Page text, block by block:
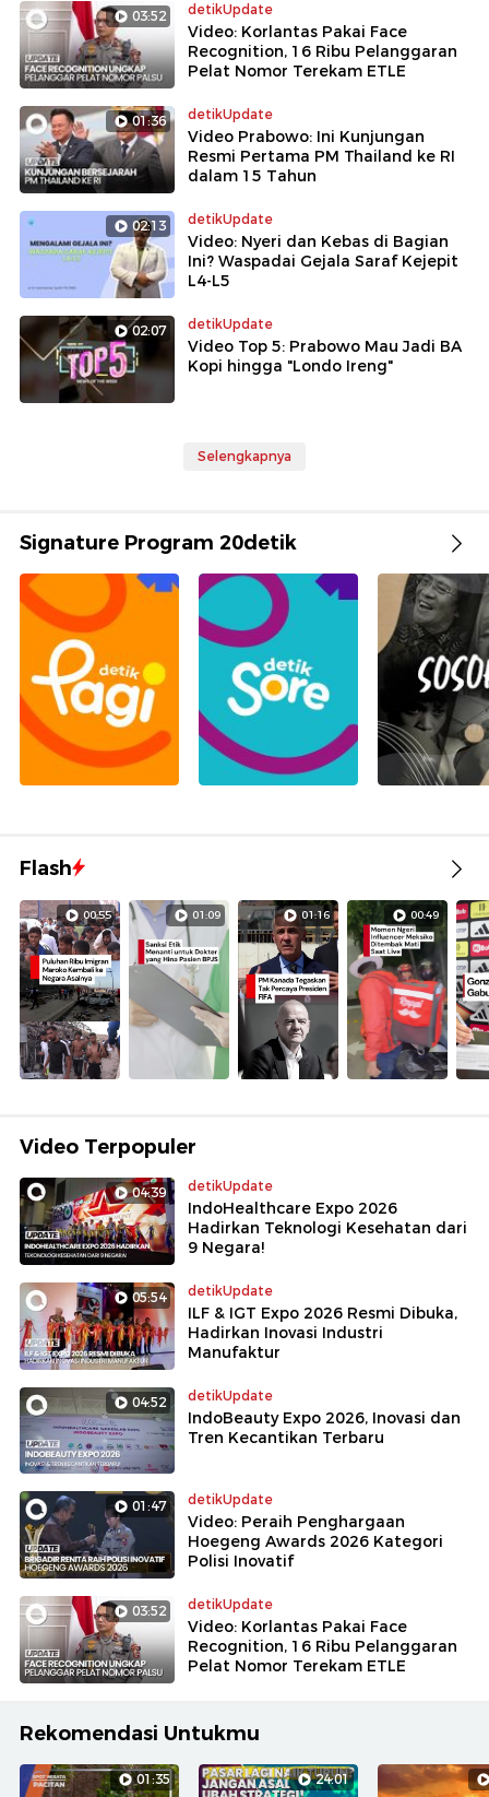
03:52 detikUpdate
Video: Korlantas Pakai Face
Recognition, 16 Ribu Pelanggaran
Pelat Nomor Terekam ETLE
01:36 detikUpdate
Video Prabowo: Ini Kunjungan
Resmi Pertama PM Thailand ke RI
dalam 15 Tahun
02:13 detikUpdate
Video: Nyeri dan Kebas di Bagian
Ini? Waspadai Gejala Saraf Kejepit
L4-L5
02:07 detikUpdate
Video Top 5: Prabowo Mau Jadi BA
Kopi hingga "Londo Ireng"
Selengkapnya
Signature Program 20detik
Flash
00:55 01:09 01:16 00:49
Video Terpopuler
04:39 detikUpdate
IndoHealthcare Expo 2026
Hadirkan Teknologi Kesehatan dari
9 Negara!
05:54 detikUpdate
ILF & IGT Expo 2026 Resmi Dibuka,
Hadirkan Inovasi Industri
Manufaktur
04:52 detikUpdate
IndoBeauty Expo 2026, Inovasi dan
Tren Kecantikan Terbaru
01:47 detikUpdate
Video: Peraih Penghargaan
Hoegeng Awards 2026 Kategori
Polisi Inovatif
03:52 detikUpdate
Video: Korlantas Pakai Face
Recognition, 16 Ribu Pelanggaran
Pelat Nomor Terekam ETLE
Rekomendasi Untukmu
01:35 24:01